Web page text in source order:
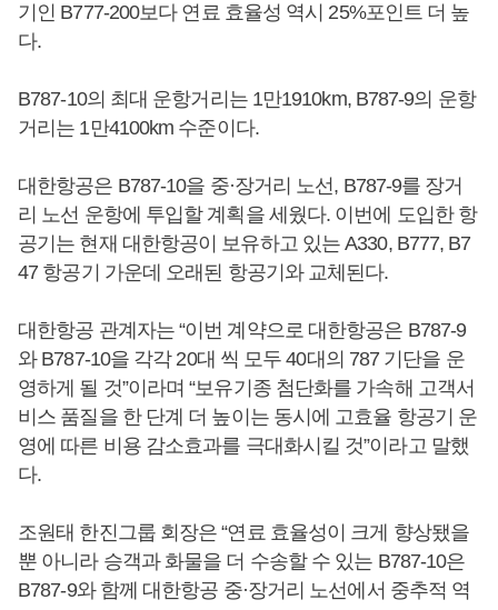
기인 B777-200보다 연료 효율성 역시 25%포인트 더 높
다.
B787-10의 최대 운항거리는 1만1910km, B787-9의 운항
거리는 1만4100km 수준이다.
대한항공은 B787-10을 중·장거리 노선, B787-9를 장거
리 노선 운항에 투입할 계획을 세웠다. 이번에 도입한 항
공기는 현재 대한항공이 보유하고 있는 A330, B777, B7
47 항공기 가운데 오래된 항공기와 교체된다.
대한항공 관계자는 “이번 계약으로 대한항공은 B787-9
와 B787-10을 각각 20대 씩 모두 40대의 787 기단을 운
영하게 될 것”이라며 “보유기종 첨단화를 가속해 고객서
비스 품질을 한 단계 더 높이는 동시에 고효율 항공기 운
영에 따른 비용 감소효과를 극대화시킬 것”이라고 말했
다.
조원태 한진그룹 회장은 “연료 효율성이 크게 향상됐을
뿐 아니라 승객과 화물을 더 수송할 수 있는 B787-10은
B787-9와 함께 대한항공 중·장거리 노선에서 중추적 역